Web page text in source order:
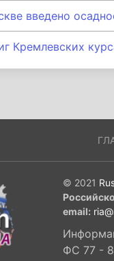
введено
Кремлевских
© 2021
email:
ФС 77 -